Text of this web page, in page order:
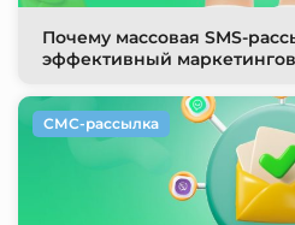
Почему массовая SMS-
эффективный
СМС-рассылка